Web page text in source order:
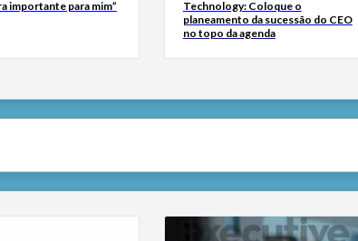
importante para mim”
Technology: Coloque o
planeamento da sucessão do CEO
no topo da agenda